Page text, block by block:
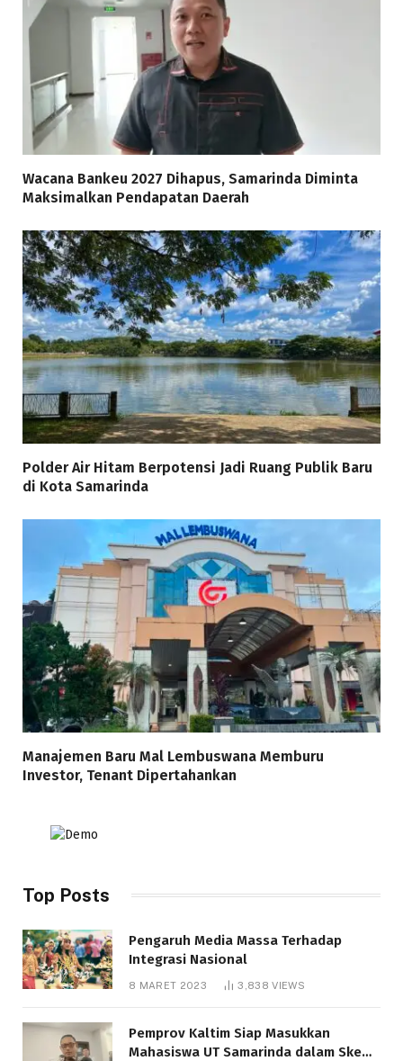
Wacana Bankeu 2027 Dihapus, Samarinda Diminta
Maksimalkan Pendapatan Daerah
Polder Air Hitam Berpotensi Jadi Ruang Publik Baru
di Kota Samarinda
Manajemen Baru Mal Lembuswana Memburu
Investor, Tenant Dipertahankan
Top Posts
Pengaruh Media Massa Terhadap
Integrasi Nasional
8 MARET 2023 3,838VIEWS
Pemprov Kaltim Siap Masukkan
Mahasiswa UT Samarinda dalam Skema